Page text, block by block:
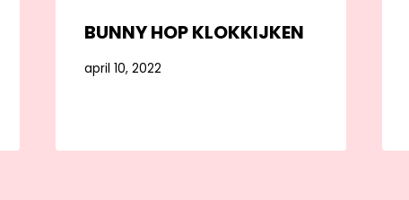
BUNNY HOP KLOKKIJKEN
april 10, 2022